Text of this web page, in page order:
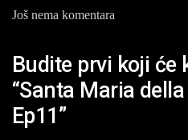
Još nema komentara
Budite prvi koji će
“Santa Maria
Ep11”